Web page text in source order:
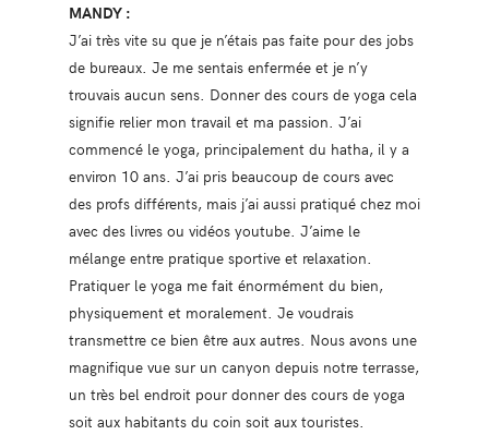
MANDY :
J’ai très vite su que je n’étais pas faite pour des jobs
de bureaux. Je me sentais enfermée et je n’y
trouvais aucun sens. Donner des cours de yoga cela
signifie relier mon travail et ma passion. J’ai
commencé le yoga, principalement du hatha, il y a
environ 10 ans. J’ai pris beaucoup de cours avec
des profs différents, mais j’ai aussi pratiqué chez moi
avec des livres ou vidéos youtube. J’aime le
mélange entre pratique sportive et relaxation.
Pratiquer le yoga me fait énormément du bien,
physiquement et moralement. Je voudrais
transmettre ce bien être aux autres. Nous avons une
magnifique vue sur un canyon depuis notre terrasse,
un très bel endroit pour donner des cours de yoga
soit aux habitants du coin soit aux touristes.